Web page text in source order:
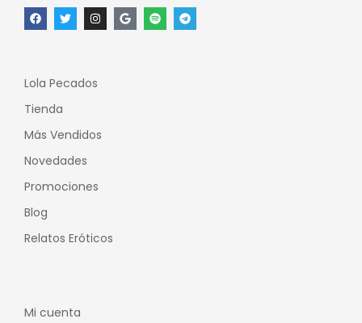
Lola Pecados
Tienda
Más Vendidos
Novedades
Promociones
Blog
Relatos Eróticos
Mi cuenta